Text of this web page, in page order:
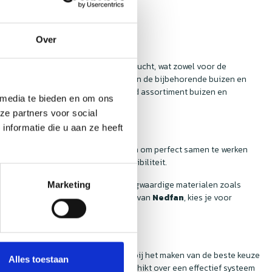
Over
te bieden en om ons
partners voor social
die u aan ze heeft
Marketing
Alles toestaan
om te zorgen voor een zuivere lucht, wat zowel voor de
waar de kwaliteit van de bijbehorende buizen en
Bij Nedfan
vind je een breed assortiment buizen en
en hulpstukken zijn ontworpen om perfect samen te werken
zonder zorgen over compatibiliteit.
zijn gemaakt van hoogwaardige materialen zoals
Als je kiest voor de producten van Nedfan, kies je voor
te adviseren en te ondersteunen bij het maken van de beste keuze
ervoor dat elke horecakeuken beschikt over een effectief systeem